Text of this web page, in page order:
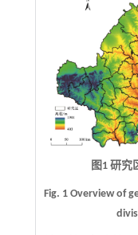
图1 研究
Fig. 1 Overview of